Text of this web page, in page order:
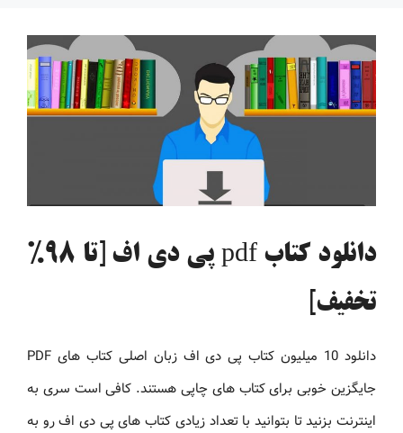
دانلود کتاب pdf پی دی اف [تا 98%
تخفیف]
دانلود 10 میلیون کتاب پی دی اف زبان اصلی کتاب های PDF
جایگزین خوبی برای کتاب های چاپی هستند. کافی است سری به
اینترنت بزنید تا بتوانید با تعداد زیادی کتاب های پی دی اف رو به